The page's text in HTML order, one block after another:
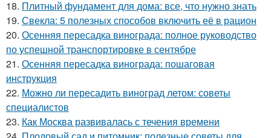
18. Плитный фундамент для дома: все, что нужно знать
19. Свекла: 5 полезных способов включить её в рацион
20. Осенняя пересадка винограда: полное руководство
по успешной транспортировке в сентябре
21. Осенняя пересадка винограда: пошаговая
инструкция
22. Можно ли пересадить виноград летом: советы
специалистов
23. Как Москва развивалась с течения времени